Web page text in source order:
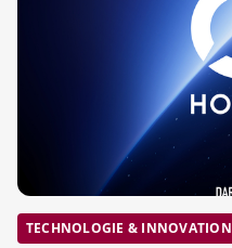
TECHNOLOGIE & INNOVATION